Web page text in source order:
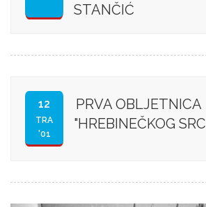
STANČIĆ
12
TRA
'01
PRVA OBLJETNICA
"HREBINEČKOG